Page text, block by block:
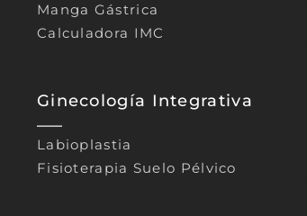
Manga Gástrica
Calculadora IMC
Ginecología Integrativa
Labioplastia
Fisioterapia Suelo Pélvico